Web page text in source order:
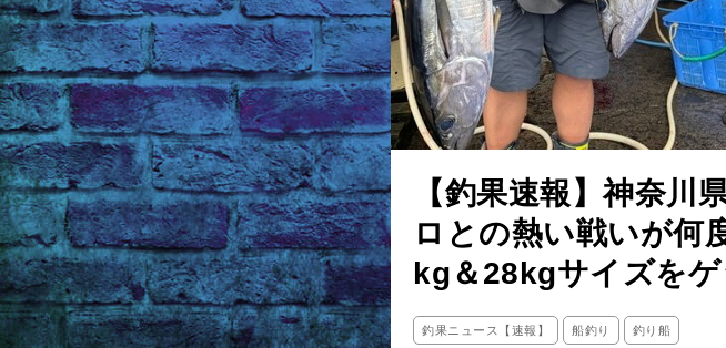
【釣果速報】神奈川
ロとの熱い戦いが何
kg＆28kgサイズをゲ
釣果ニュース【速報】 船釣り 釣り船